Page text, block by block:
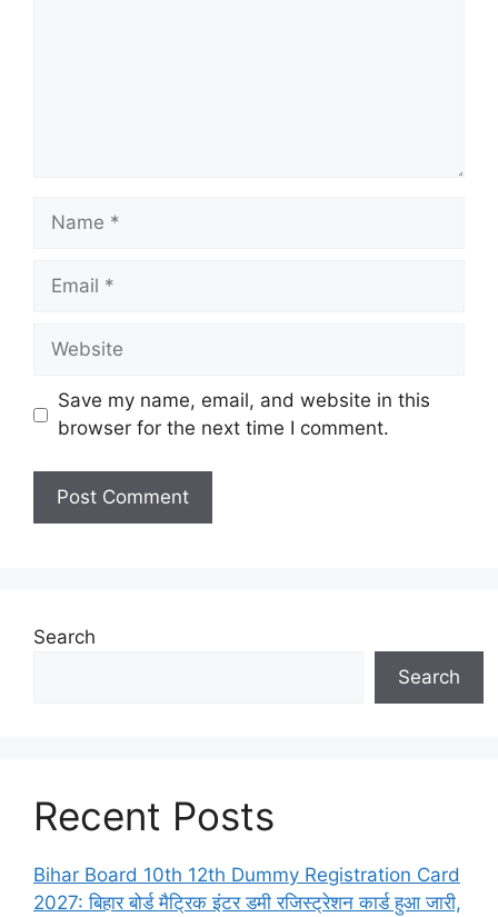
Name
Email
Website
Save my name, email, and website in this
browser for the next time I comment.
Search
Search
Recent Posts
Bihar Board 10th 12th Dummy Registration Card
2027: बिहार बोर्ड मैट्रिक इंटर डमी रजिस्ट्रेशन कार्ड हुआ जारी,